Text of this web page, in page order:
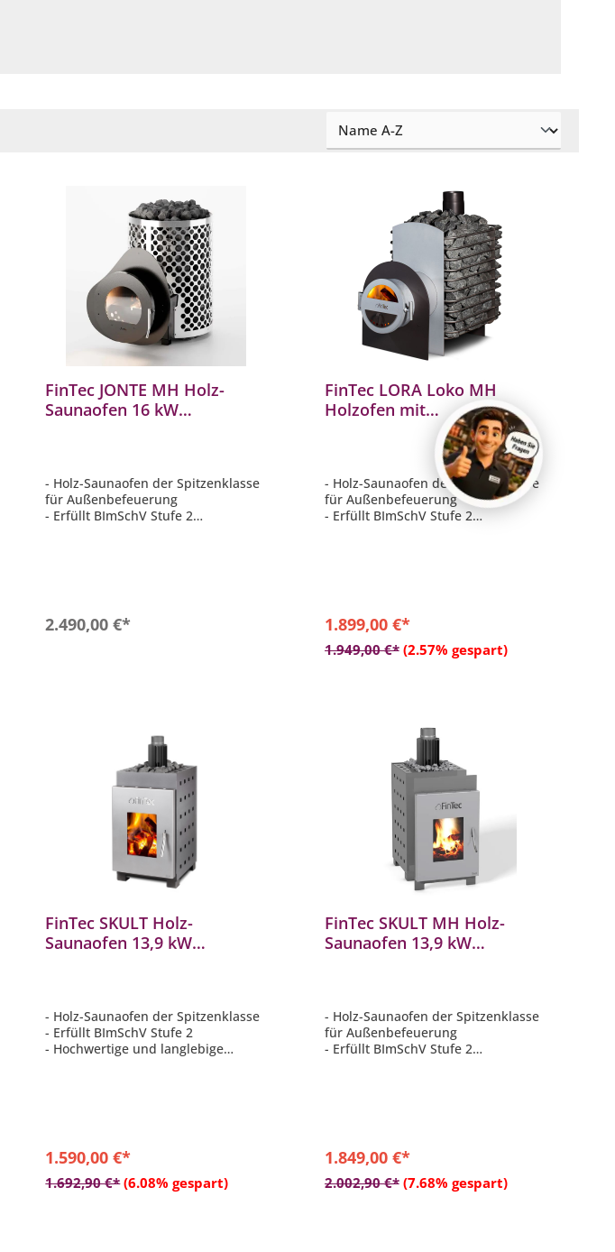
FinTec JONTE MH Holz-
Saunaofen 16 kW
- Holz-Saunaofen der Spitzenklasse
für Außenbefeuerung
- Erfüllt BImSchV Stufe 2
2.490,00 €*In den Warenkorb
FinTec LORA Loko MH
Holzofen mit
Außenbefeuerung 14,6 kW
Saunaofen Holzbefeuert
- Holz-Saunaofen der Spitzenklasse
für Außenbefeuerung
- Erfüllt BImSchV Stufe 2
1.899,00 €*
1.949,00 €* (2.57% gespart)
In den Warenkorb
FinTec SKULT Holz-
Saunaofen 13,9 kW
- Holz-Saunaofen der Spitzenklasse
- Erfüllt BImSchV Stufe 2
- Hochwertige und langlebige
1.590,00 €*
1.692,90 €* (6.08% gespart)
In den Warenkorb
FinTec SKULT MH Holz-
Saunaofen 13,9 kW
- Holz-Saunaofen der Spitzenklasse
für Außenbefeuerung
- Erfüllt BImSchV Stufe 2
1.849,00 €*
2.002,90 €* (7.68% gespart)
In den Warenkorb